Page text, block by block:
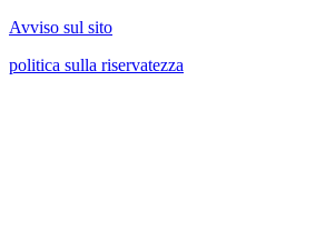
Avviso sul sito
politica sulla riservatezza